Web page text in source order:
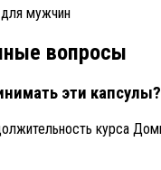
вопросы
эти капсулы?
курса